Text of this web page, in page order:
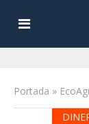
Portada »